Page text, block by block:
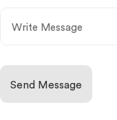
Send Message